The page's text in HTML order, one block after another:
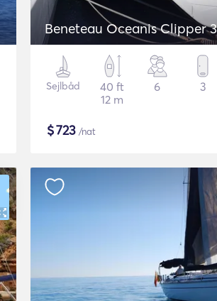
Beneteau Oceanis Clipper
Sejlbåd
40 ft
12 m
6 3
$723 /nat